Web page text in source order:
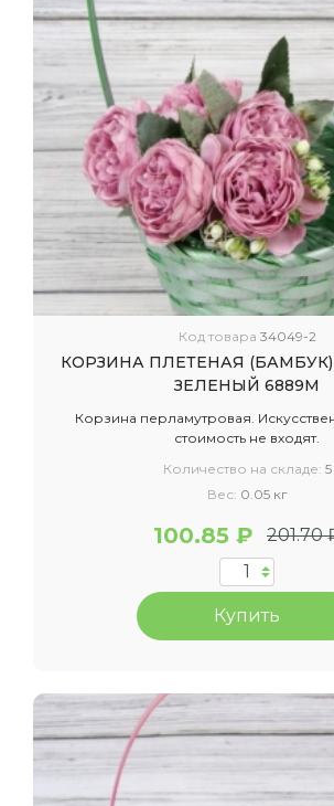
Код товара 34049-2
КОРЗИНА ПЛЕТЕНАЯ (БАМБУК)
ЗЕЛЕНЫЙ 6889М
Корзина перламутровая.
стоимость не входят.
Количество на складе: 5
Вес: 0.05 кг
100.85 ₽ 201.70
Купить